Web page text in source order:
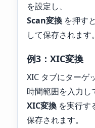
を設定し、
Scan変換を押す
して保存されます。
例3：XIC変換
XIC タブにター
時間範囲を入力し
XIC変換を実行す
保存されます。